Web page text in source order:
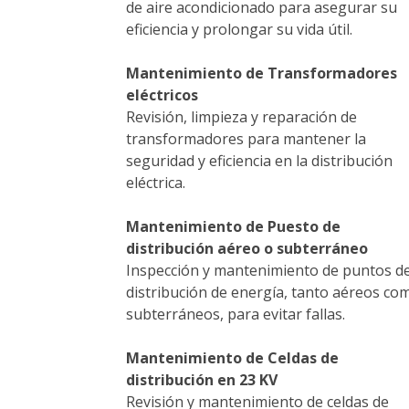
de aire acondicionado para asegurar su
eficiencia y prolongar su vida útil.
Mantenimiento de Transformadores
eléctricos
Revisión, limpieza y reparación de
transformadores para mantener la
seguridad y eficiencia en la distribución
eléctrica.
Mantenimiento de Puesto de
distribución aéreo o subterráneo
Inspección y mantenimiento de puntos
distribución de energía, tanto aéreos
subterráneos, para evitar fallas.
Mantenimiento de Celdas de
distribución en 23 KV
Revisión y mantenimiento de celdas de